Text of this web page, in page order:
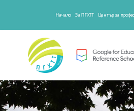
Начало За ПГХТТ Център за